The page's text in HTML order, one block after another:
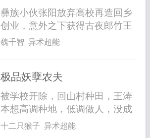
彝族小伙张阳放弃高校再造回乡
创业，意外之下获得古夜郎竹王
传承，...
魏千智 异术超能
极品妖孽农夫
被学校开除，回山村种田，王涛
本想高调种地，低调做人，没成
想一个...
十二只猴子 异术超能